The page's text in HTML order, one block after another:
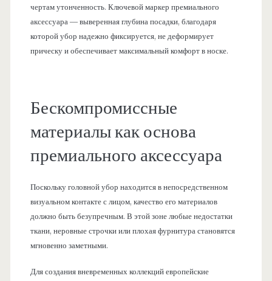
чертам утонченность. Ключевой маркер премиального
аксессуара — выверенная глубина посадки, благодаря
которой убор надежно фиксируется, не деформирует
прическу и обеспечивает максимальный комфорт в носке.
Бескомпромиссные
материалы как основа
премиального аксессуара
Поскольку головной убор находится в непосредственном
визуальном контакте с лицом, качество его материалов
должно быть безупречным. В этой зоне любые недостатки
ткани, неровные строчки или плохая фурнитура становятся
мгновенно заметными.
Для создания вневременных коллекций европейские